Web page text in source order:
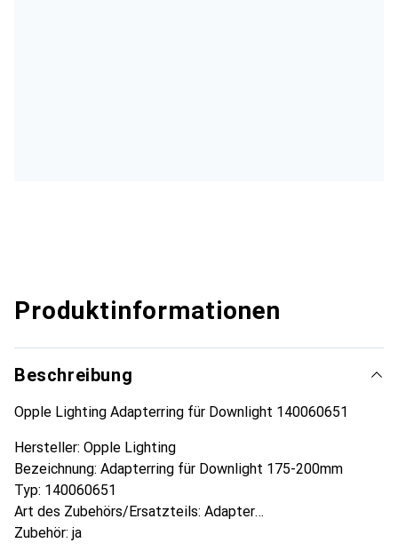
Produktinformationen
Beschreibung
Opple Lighting Adapterring für Downlight 140060651
Hersteller: Opple Lighting
Bezeichnung: Adapterring für Downlight 175-200mm
Typ: 140060651
Art des Zubehörs/Ersatzteils: Adapter
Zubehör: ja